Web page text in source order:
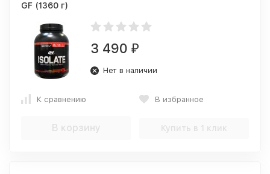
GF (1360 г)
3 490 ₽
Нет в наличии
К сравнению В избранное
В корзину Купить в 1 клик